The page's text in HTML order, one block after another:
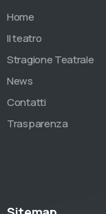
Home
Il teatro
Stragione Teatrale
News
Contatti
Trasparenza